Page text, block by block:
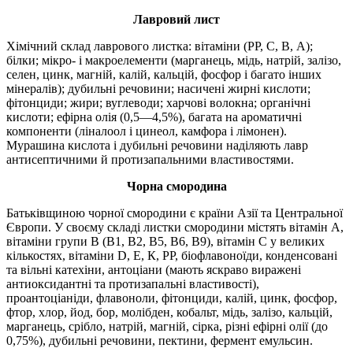
Лавровий лист
Хімічний склад лаврового листка: вітаміни (РР, С, В, А);
білки; мікро- і макроелементи (марганець, мідь, натрій, залізо,
селен, цинк, магній, калій, кальцій, фосфор і багато інших
мінералів); дубильні речовини; насичені жирні кислоти;
фітонциди; жири; вуглеводи; харчові волокна; органічні
кислоти; ефірна олія (0,5—4,5%), багата на ароматичні
компоненти (ліналоол і цинеол, камфора і лімонен).
Мурашина кислота і дубильні речовини наділяють лавр
антисептичними й протизапальними властивостями.
Чорна смородина
Батьківщиною чорної смородини є країни Азії та Центральної
Європи. У своєму складі листки смородини містять вітамін А,
вітаміни групи В (B1, B2, B5, B6, B9), вітамін С у великих
кількостях, вітаміни D, Е, К, РР, біофлавоноїди, конденсовані
та вільні катехіни, антоціани (мають яскраво виражені
антиоксидантні та протизапальні властивості),
проантоціаніди, флавоноли, фітонциди, калій, цинк, фосфор,
фтор, хлор, йод, бор, молібден, кобальт, мідь, залізо, кальцій,
марганець, срібло, натрій, магній, сірка, різні ефірні олії (до
0,75%), дубильні речовини, пектини, фермент емульсин.